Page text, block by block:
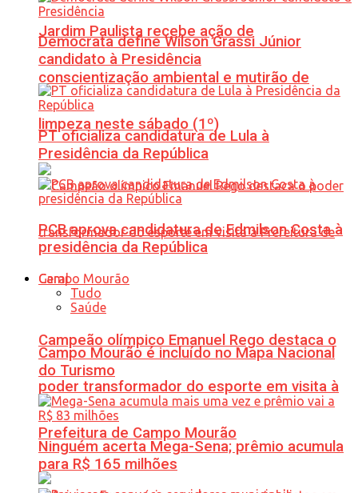
Jardim Paulista recebe ação de
conscientização ambiental e mutirão de
limpeza neste sábado (1º)
Campeão olímpico Emanuel Rego destaca o
poder transformador do esporte em visita à
Prefeitura de Campo Mourão
Democrata define Wilson Grassi Júnior
candidato à Presidência
PT oficializa candidatura de Lula à
Presidência da República
PCB aprova candidatura de Edmilson Costa à
presidência da República
Geral
Tudo
Saúde
Campo Mourão é incluído no Mapa Nacional
do Turismo
Ninguém acerta Mega-Sena; prêmio acumula
para R$ 165 milhões